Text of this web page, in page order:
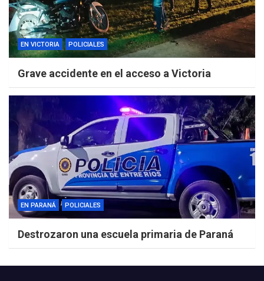
EN VICTORIA POLICIALES
Grave accidente en el acceso a Victoria
EN PARANÁ POLICIALES
Destrozaron una escuela primaria de Paraná